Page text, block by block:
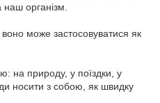
організм.
може застосовуватися як
на природу, у поїздки, у
носити з собою, як швидку